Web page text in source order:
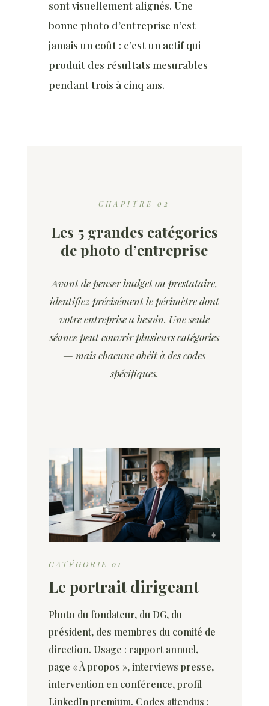
sont visuellement alignés. Une
bonne photo d’entreprise n’est
jamais un coût : c’est un actif qui
produit des résultats mesurables
pendant trois à cinq ans.
CHAPITRE 02
Les 5 grandes catégories
de photo d’entreprise
Avant de penser budget ou prestataire,
identifiez précisément le périmètre dont
votre entreprise a besoin. Une seule
séance peut couvrir plusieurs catégories
— mais chacune obéit à des codes
spécifiques.
CATÉGORIE 01
Le portrait dirigeant
Photo du fondateur, du DG, du
président, des membres du comité de
direction. Usage : rapport annuel,
page « À propos », interviews presse,
intervention en conférence, profil
LinkedIn premium. Codes attendus :